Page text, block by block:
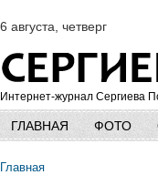
6 августа, четверг
Интернет-журнал Сергиева
ГЛАВНАЯ ФОТО
Главная